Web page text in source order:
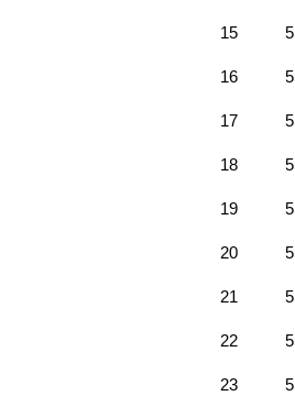
15
16
17
18
19
20
21
22
23